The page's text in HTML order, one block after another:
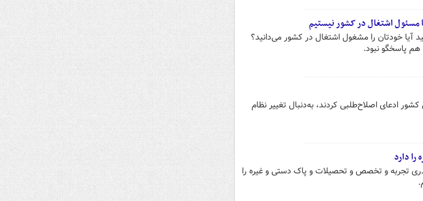
مسئول اشتغال در کشور نیستیم
خودتان را مشغول اشتغال در کشور می‌دانید؟
پاسخگو نبود.
ادعای اصلاح‌طلبی کردند، به‌دنبال تغییر نظام
دارد
می‌خواهیم که دکتر میدری تجربه و تخصص و تحصیلات و پاک دستی و غیره را